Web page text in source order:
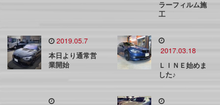
ラーフィルム施
工
2019.05.7
本日より通常営
業開始
2017.03.18
ＬＩＮＥ始めま
した♪